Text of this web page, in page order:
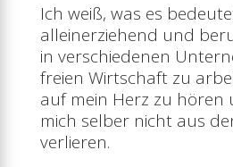
Ich weiß, was es
alleinerziehend und
in verschiedenen
freien Wirtschaft zu
auf mein Herz zu hören
mich selber nicht aus
verlieren.